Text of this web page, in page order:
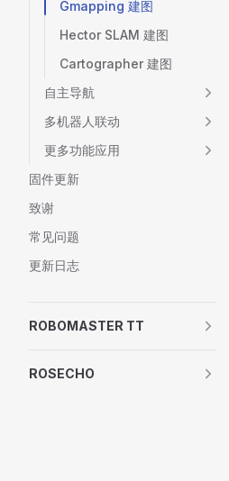
Gmapping 建图
Hector SLAM 建图
Cartographer 建图
自主导航
多机器人联动
更多功能应用
固件更新
致谢
常见问题
更新日志
ROBOMASTER TT
ROSECHO